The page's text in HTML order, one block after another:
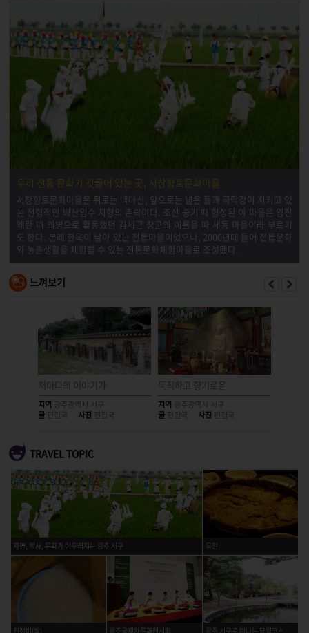
우리 전통 문화가 깃들어 있는 곳, 서창향토문화마을
서창향토문화마을은 뒤로는 백마산, 앞으로는 넓은 들과 극락강이 지키고 있
는 전형적인 배산임수 지형의 촌락이다. 조선 중기 때 형성된 이 마을은 임진
왜란 때 의병으로 활동했던 김세근 장군의 이름을 따 세동 마을이라 부르기
도 한다. 본래 한옥이 남아 있는 전통마을이었으나, 2000년대 들어 전통문화
와 농촌생활을 체험할 수 있는 전통문화체험마을로 조성됐다.
느껴보기
저마다의 이야기가
지역 광주광역시 서구
글 편집국 사진 편집국
묵직하고 향기로운
지역 광주광역시 서구
글 편집국 사진 편집국
TRAVEL TOPIC
자연, 역사, 문화가 어우러지는 광주 서구 육전